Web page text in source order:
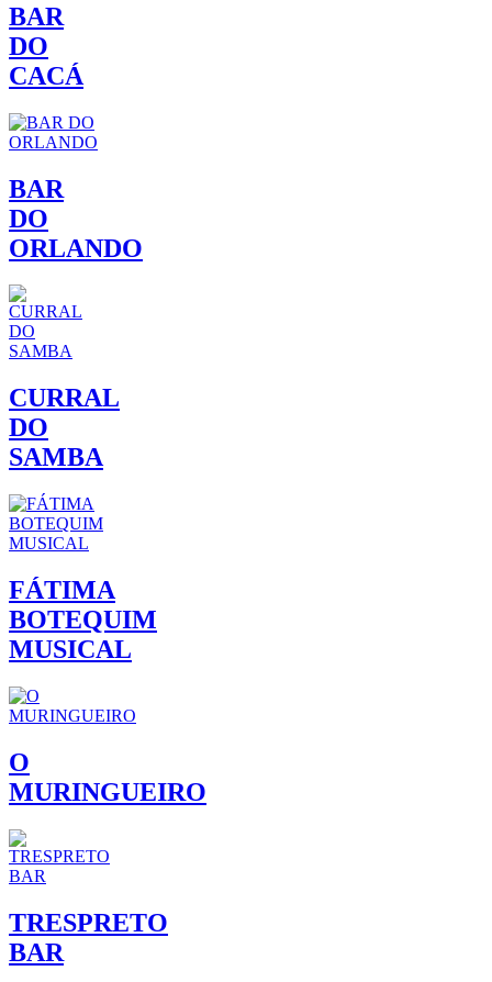
BAR
DO
CACÁ
BAR
DO
ORLANDO
CURRAL
DO
SAMBA
FÁTIMA
BOTEQUIM
MUSICAL
O
MURINGUEIRO
TRESPRETO
BAR